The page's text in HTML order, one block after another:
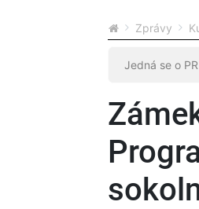
Zprávy
Jedná se o